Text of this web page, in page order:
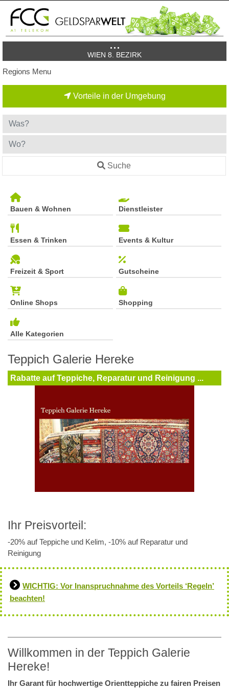
WIEN 8. BEZIRK
Regions Menu
Vorteile in der Umgebung
Suche
Bauen & Wohnen Dienstleister
Essen & Trinken Events & Kultur
Freizeit & Sport Gutscheine
Online Shops Shopping
Alle Kategorien
Teppich Galerie Hereke
Rabatte auf Teppiche, Reparatur und Reinigung ...
Ihr Preisvorteil:
-20% auf Teppiche und Kelim, -10% auf Reparatur und
Reinigung
WICHTIG: Vor Inanspruchnahme des Vorteils ‘Regeln’
beachten!
Willkommen in der Teppich Galerie
Hereke!
Ihr Garant für hochwertige Orientteppiche zu fairen Preisen